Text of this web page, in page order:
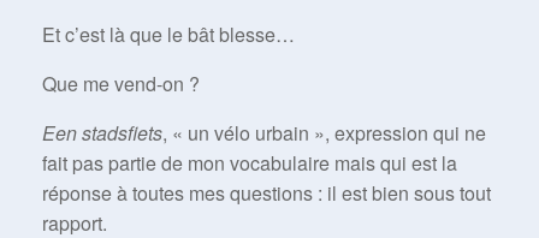
Et c’est là que le bât blesse…
Que me vend-on ?
Een stadsfiets, « un vélo urbain », expression qui ne
fait pas partie de mon vocabulaire mais qui est la
réponse à toutes mes questions : il est bien sous tout
rapport.